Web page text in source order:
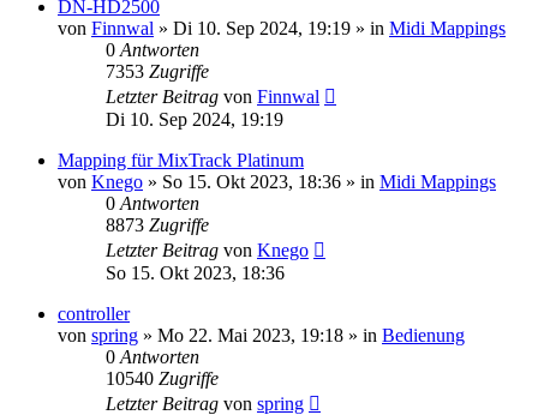
DN-HD2500
von Finnwal » Di 10. Sep 2024, 19:19 » in Midi Mappings
0 Antworten
7353 Zugriffe
Letzter Beitrag von Finnwal
Di 10. Sep 2024, 19:19
Mapping für MixTrack Platinum
von Knego » So 15. Okt 2023, 18:36 » in Midi Mappings
0 Antworten
8873 Zugriffe
Letzter Beitrag von Knego
So 15. Okt 2023, 18:36
controller
von spring » Mo 22. Mai 2023, 19:18 » in Bedienung
0 Antworten
10540 Zugriffe
Letzter Beitrag von spring